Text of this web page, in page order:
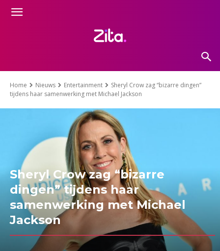
Home Nieuws Entertainment
Sheryl Crow zag “bizarre dingen”
tijdens haar samenwerking met Michael Jackson
Sheryl Crow zag “bizarre
dingen” tijdens haar
samenwerking met Michael
Jackson